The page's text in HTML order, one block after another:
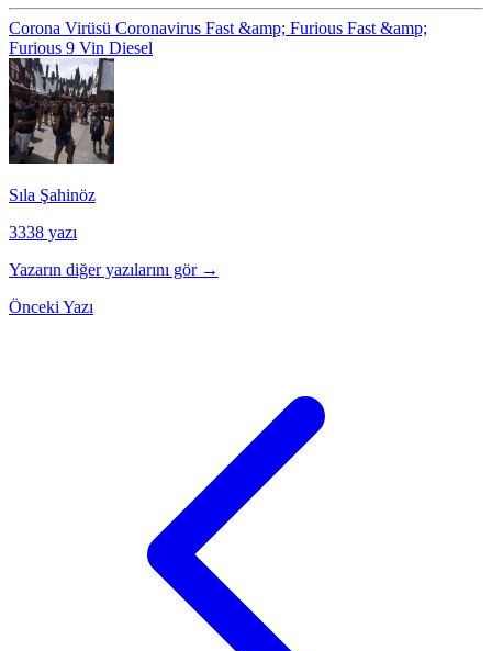
Corona Virüsü Coronavirus Fast &amp; Furious Fast &amp;
Furious 9 Vin Diesel
Sıla Şahinöz
3338 yazı
Yazarın diğer yazılarını gör →
Önceki Yazı